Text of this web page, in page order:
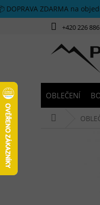
Přejít na obsah
DOPRAVA ZDARMA na
+420 226
OBLEČENÍ